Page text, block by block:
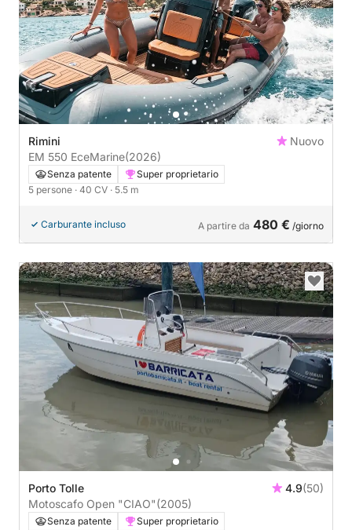
Rimini
Nuovo
EM 550 EceMarine(2026)
Senza patente
Super proprietario
5 persone · 40 CV · 5.5 m
Carburante incluso A partire da 480 € /giorno
Porto Tolle 4.9(50)
Motoscafo Open "CIAO"(2005)
Senza patente
Super proprietario